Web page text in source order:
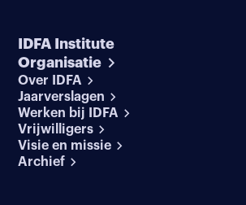
IDFA Institute
Organisatie
Over IDFA
Jaarverslagen
Werken bij IDFA
Vrijwilligers
Visie en missie
Archief